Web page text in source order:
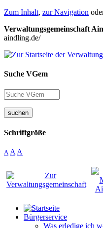
Zum Inhalt, zur Navigation
Verwaltungsgemeinschaft
aindling.de/
Suche VGem
suchen
Schriftgröße
A A A
Bürgerservice
Was erledige ich